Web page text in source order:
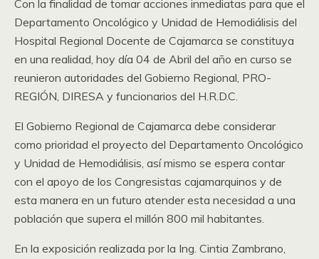
Con la finalidad de tomar acciones inmediatas para que el
Departamento Oncológico y Unidad de Hemodiálisis del
Hospital Regional Docente de Cajamarca se constituya
en una realidad, hoy día 04 de Abril del año en curso se
reunieron autoridades del Gobierno Regional, PRO-
REGIÓN, DIRESA y funcionarios del H.R.D.C.
El Gobierno Regional de Cajamarca debe considerar
como prioridad el proyecto del Departamento Oncológico
y Unidad de Hemodiálisis, así mismo se espera contar
con el apoyo de los Congresistas cajamarquinos y de
esta manera en un futuro atender esta necesidad a una
población que supera el millón 800 mil habitantes.
En la exposición realizada por la Ing. Cintia Zambrano,